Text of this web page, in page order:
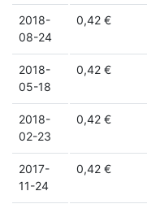
2018-
08-24
0,42 €
2018-
05-18
0,42 €
2018-
02-23
0,42 €
2017-
11-24
0,42 €